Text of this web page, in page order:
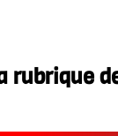
rubrique